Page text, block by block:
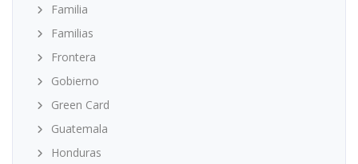
Familia
Familias
Frontera
Gobierno
Green Card
Guatemala
Honduras